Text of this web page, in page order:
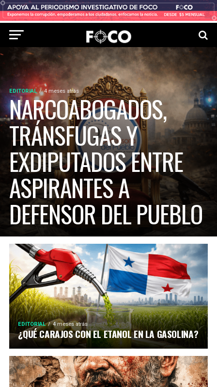
EDITORIAL 4 meses atrás
NARCOABOGADOS,
TRÁNSFUGAS Y
EXDIPUTADOS ENTRE
ASPIRANTES A
DEFENSOR DEL PUEBLO
EDITORIAL 4 meses atrás
¿QUÉ CARAJOS CON EL ETANOL EN LA GASOLINA?